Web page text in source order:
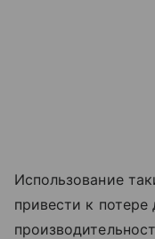
Использование
привести к